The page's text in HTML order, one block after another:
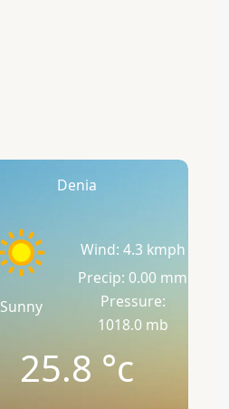
Denia
Sunny
Wind: 4.3 kmph
Precip: 0.00 mm
Pressure:
1018.0 mb
25.8 °c